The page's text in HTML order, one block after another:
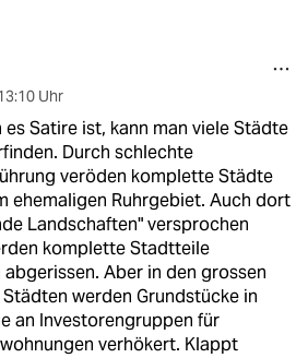
Uhr
es Satire ist, kann man viele Städte
Durch schlechte
veröden komplette Städte
ehemaligen Ruhrgebiet. Auch dort
Landschaften" versprochen
komplette Stadtteile
abgerissen. Aber in den grossen
werden Grundstücke in
an Investorengruppen für
verhökert. Klappt